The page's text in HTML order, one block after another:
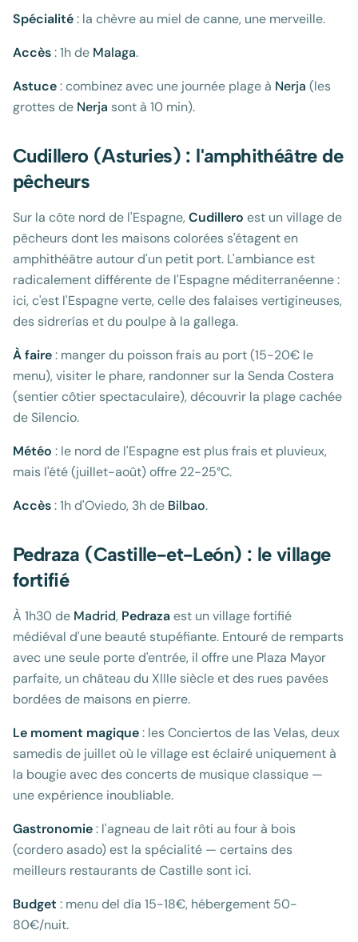
Spécialité: la chèvre au miel de canne, une merveille.
Accès: 1h de Malaga.
Astuce: combinez avec une journée plage à Nerja (les
grottes de Nerja sont à 10 min).
Cudillero (Asturies) : l'amphithéâtre de
pêcheurs
Sur la côte nord de l'Espagne,Cudillero est un village de
pêcheurs dont les maisons colorées s'étagent en
amphithéâtre autour d'un petit port. L'ambiance est
radicalement différente de l'Espagne méditerranéenne :
ici, c'est l'Espagne verte, celle des falaises vertigineuses,
des sidrerías et du poulpe à la gallega.
À faire: manger du poisson frais au port (15-20€ le
menu), visiter le phare, randonner sur la Senda Costera
(sentier côtier spectaculaire), découvrir la plage cachée
de Silencio.
Météo : le nord de l'Espagne est plus frais et pluvieux,
mais l'été (juillet-août) offre 22-25°C.
Accès: 1h d'Oviedo, 3h de Bilbao.
Pedraza (Castille-et-León) : le village
fortifié
À 1h30 de Madrid, Pedrazaest un village fortifié
médiéval d'une beauté stupéfiante. Entouré de remparts
avec une seule porte d'entrée, il offre une Plaza Mayor
parfaite, un château du XIIIe siècle et des rues pavées
bordées de maisons en pierre.
Le moment magique: les Conciertos de las Velas, deux
samedis de juillet où le village est éclairé uniquement à
la bougie avec des concerts de musique classique —
une expérience inoubliable.
Gastronomie: l'agneau de lait rôti au four à bois
(cordero asado) est la spécialité — certains des
meilleurs restaurants de Castille sont ici.
Budget : menu del día 15-18€, hébergement 50-
80€/nuit.